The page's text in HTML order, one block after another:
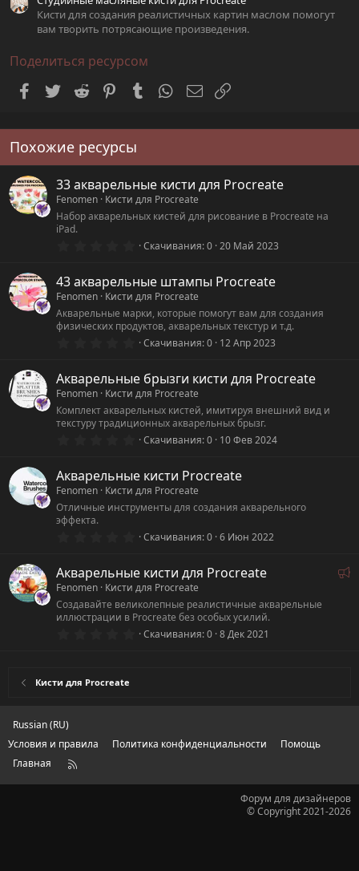
Кисти для создания реалистичных картин маслом помогут
вам творить потрясающие произведения.
Поделиться ресурсом
Facebook
Twitter Reddit PinterestTumblrWhatsAppЭлектронная почта
Похожие ресурсы
33 акварельные кисти для Procreate
Fenomen Кисти для Procreate
Набор акварельных кистей для рисование в Procreate на
iPad.
0
0
з
в
ё
з
д
Скачивания 0 20 Май 2023
43 акварельные штампы Procreate
Fenomen Кисти для Procreate
Акварельные марки, которые помогут вам для создания
физических продуктов, акварельных текстур и т.д.
0
0
з
в
ё
з
Скачивания 0 12 Апр 2023
Акварельные брызги кисти для Procreate
Fenomen Кисти для Procreate
Комплект акварельных кистей, имитируя внешний вид и
текстуру традиционных акварельных брызг.
0
0
з
в
ё
з
Скачивания 0 10 Фев 2024
Акварельные кисти Procreate
Fenomen Кисти для Procreate
Отличные инструменты для создания акварельного
эффекта.
0
0
з
в
ё
з
Скачивания 0 6 Июн 2022
Р
Акварельные кисти для Procreate
Fenomen Кисти для Procreate
Создавайте великолепные реалистичные акварельные
иллюстрации в Procreate без особых усилий.
0Скачивания 0 8 Дек 2021
Кисти для Procreate
Russian (RU)
Условия и правила
Политика конфиденциальности
Помощь
Главная
R
Форум для дизайнеров
© Copyright 2021-2026